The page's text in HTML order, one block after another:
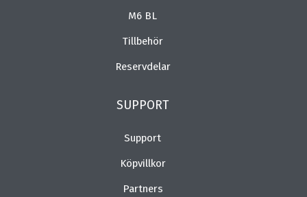
M6 BL
Tillbehör
Reservdelar
SUPPORT
Support
Köpvillkor
Partners